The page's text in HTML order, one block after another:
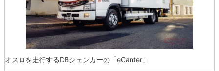
オスロを走行するDBシェンカーの「eCanter」